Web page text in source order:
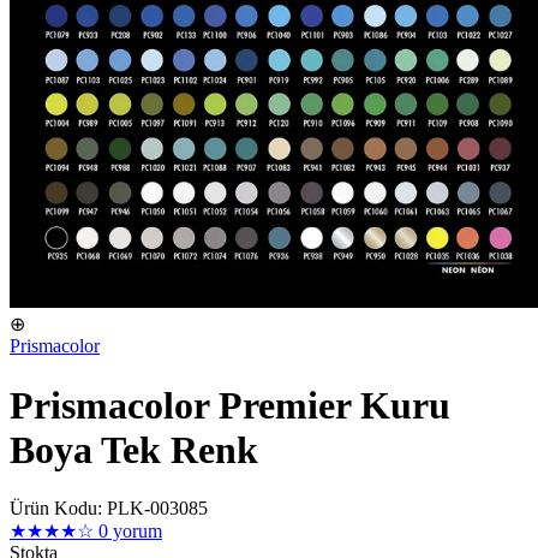
⊕
Prismacolor
Prismacolor Premier Kuru
Boya Tek Renk
Ürün Kodu: PLK-003085
★★★★☆ 0 yorum
Stokta